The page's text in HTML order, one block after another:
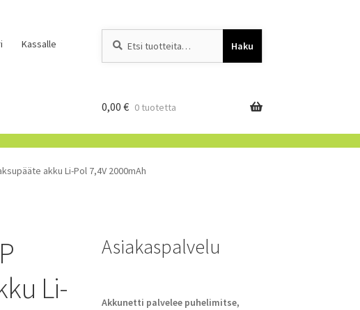
Kassalle Haku
0,00 € 0 tuotetta
akku Li-Pol 7,4V 2000mAh
Li-
Asiakaspalvelu
Akkunetti palvelee puhelimitse,